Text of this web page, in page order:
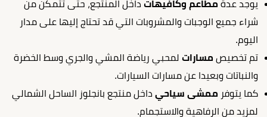
يوجد عدة مطاعم وكافيهات داخل المنتجع، حتى تتمكن من
شراء جميع الوجبات والمشروبات التي قد تحتاج إليها على مدار
اليوم.
تم تخصيص مسارات لمحبي رياضة المشي والجري وسط الخضرة
والنباتات وبعيدا عن مسارات السيارات.
كما يتوفر ممشى سياحي داخل منتجع بانجلوز الساحل الشمالي
لمزيد من الرفاهية والاستجمام.